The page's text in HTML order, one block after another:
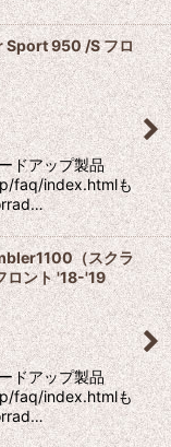
Sport 950 /S フロ
ドアップ製品
faq/index.htmlも
（スクラ
ロント '18-'19
ドアップ製品
faq/index.htmlも